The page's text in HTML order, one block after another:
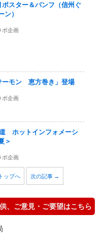
スター＆パンフ（信州ぐ
ン）
ボ企画
ーモン 恵方巻き」登場
ボ企画
ホットインフォメーシ
＞
ボ企画
ップへ 次の記事 →
、ご意見・ご要望はこちら